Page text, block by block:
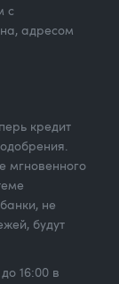
с
адресом
кредит
мгновенного
не
будут
16:00 в